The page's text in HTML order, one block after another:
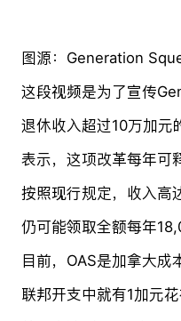
图源：Generation
这段视频是为了宣传
退休收入超过10万加元
表示，这项改革每年可
按照现行规定，收入高
仍可能领取全额每年
目前，OAS是加拿大成
联邦开支中就有1加元